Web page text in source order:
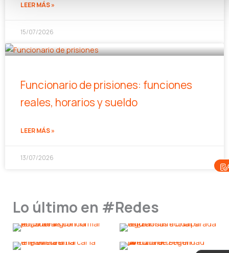
LEER MÁS »
15/07/2026
Funcionario de prisiones: funciones
reales, horarios y sueldo
LEER MÁS »
13/07/2026
Lo último en #Redes